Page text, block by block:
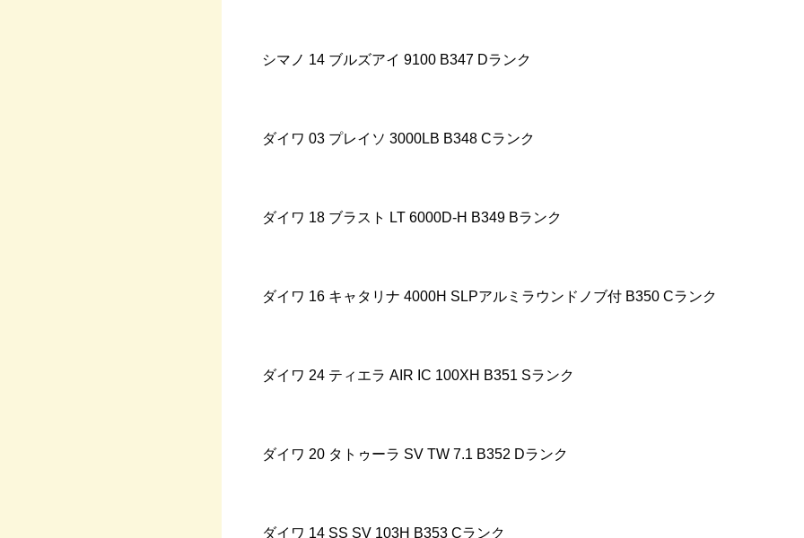
シマノ 14 ブルズアイ 9100 B347 Dランク
ダイワ 03 プレイソ 3000LB B348 Cランク
ダイワ 18 ブラスト LT 6000D-H B349 Bランク
ダイワ 16 キャタリナ 4000H SLPアルミラウンドノブ付 B350 Cランク
ダイワ 24 ティエラ AIR IC 100XH B351 Sランク
ダイワ 20 タトゥーラ SV TW 7.1 B352 Dランク
ダイワ 14 SS SV 103H B353 Cランク